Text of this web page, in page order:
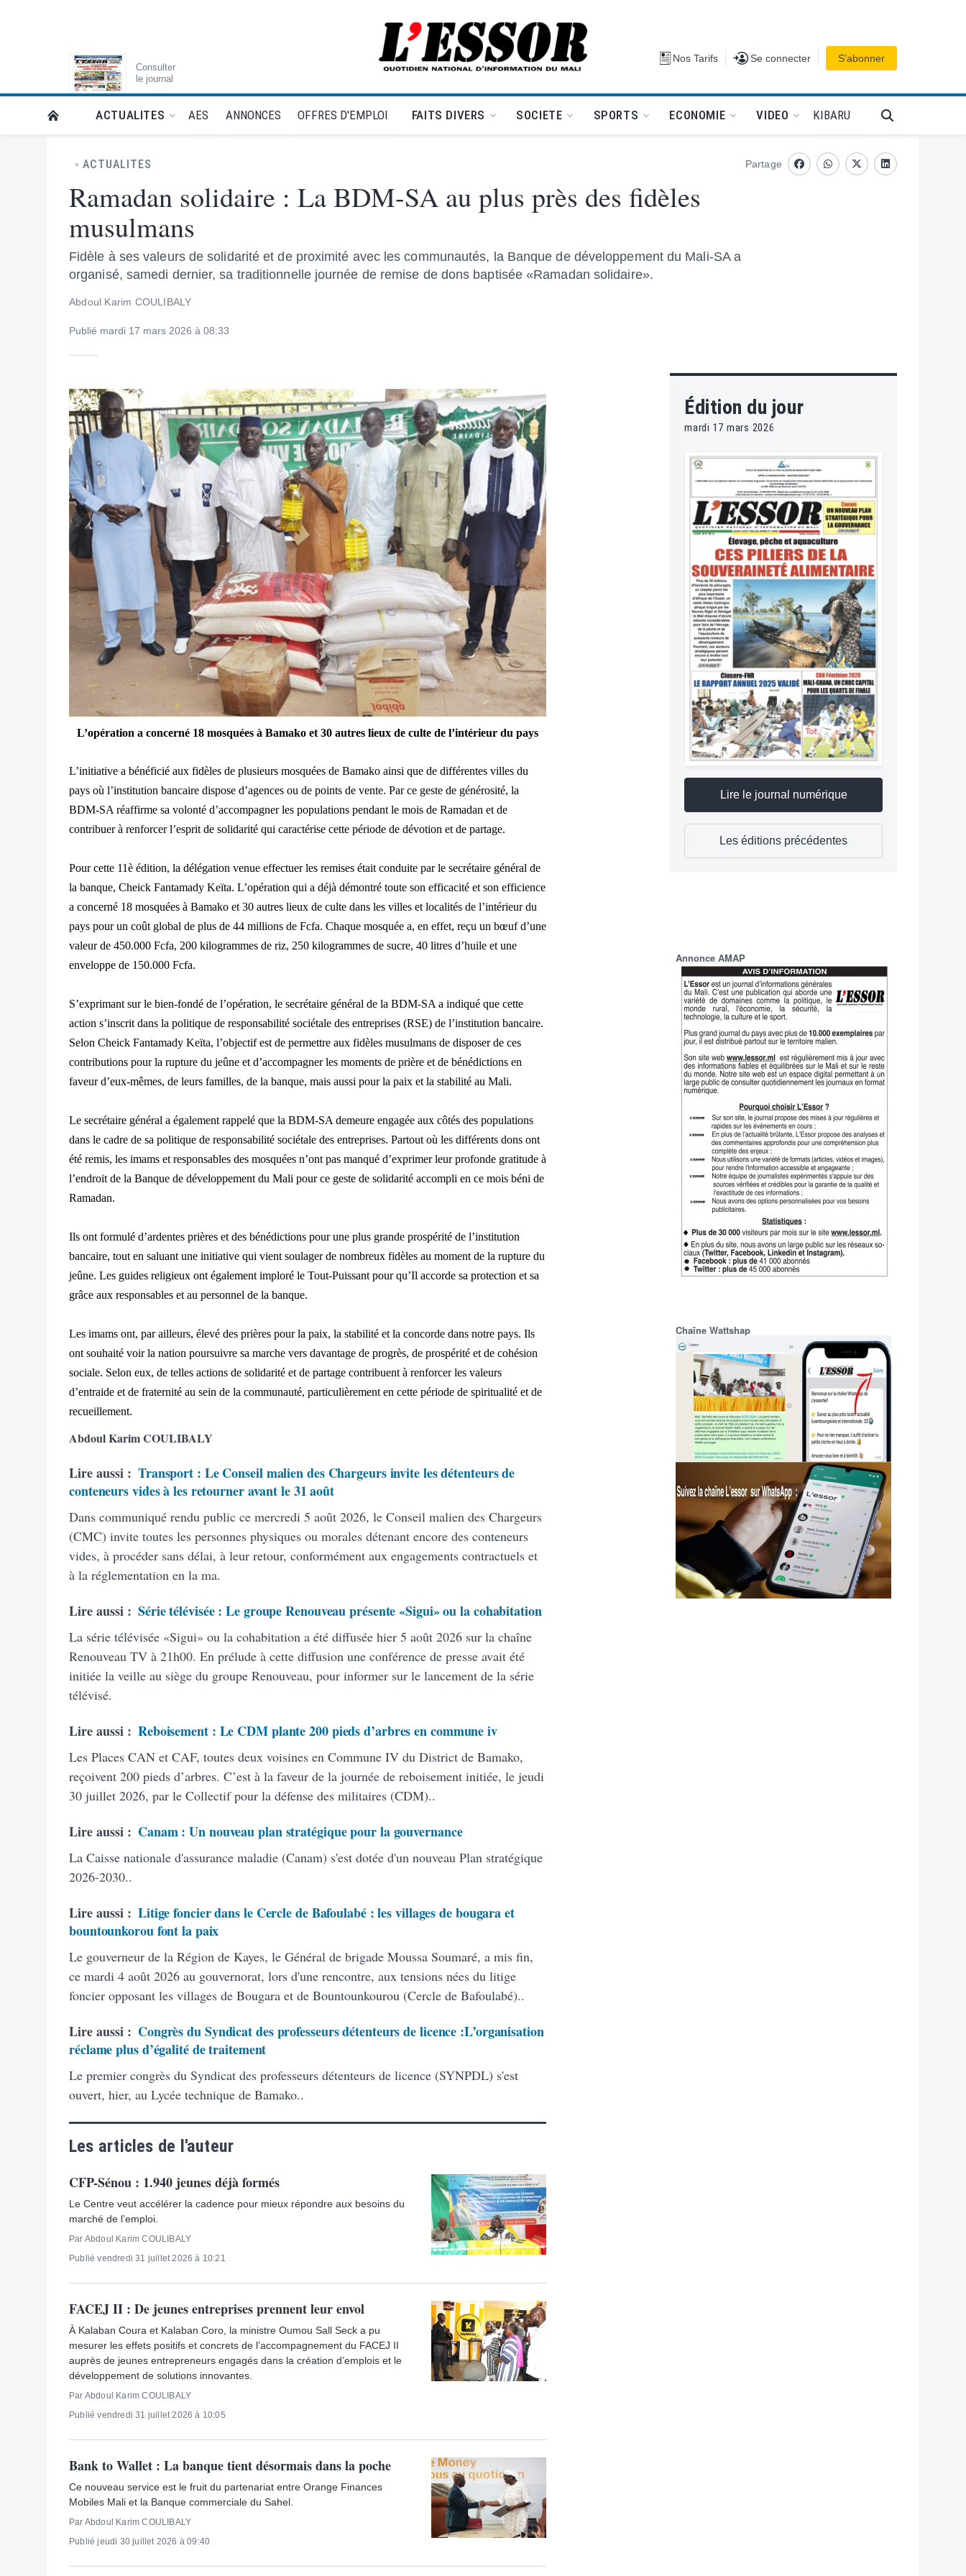
Consulter
le journal
L'Essor - retour à la une Nos Tarifs Se connecter
Se connecter S’abonner
RETOUR À LA PAGE D’ACCUEIL DE L'ESSOR
ACTUALITES AES ANNONCES OFFRES D'EMPLOI FAITS DIVERS SOCIETE SPORTS ECONOMIE VIDEO KIBARU
ACTUALITES
Ramadan solidaire : La BDM-SA au plus près des fidèles
musulmans
Fidèle à ses valeurs de solidarité et de proximité avec les communautés, la Banque de développement du Mali-SA a
organisé, samedi dernier, sa traditionnelle journée de remise de dons baptisée «Ramadan solidaire».
Abdoul Karim COULIBALY
Publié mardi 17 mars 2026 à 08:33
Partage
FacebookwhatsappTwitterLinkedin
L’opération a concerné 18 mosquées à Bamako et 30 autres lieux de culte de l’intérieur du pays
L’initiative a bénéficié aux fidèles de plusieurs mosquées de Bamako ainsi que de différentes villes du
pays où l’institution bancaire dispose d’agences ou de points de vente. Par ce geste de générosité, la
BDM-SA réaffirme sa volonté d’accompagner les populations pendant le mois de Ramadan et de
contribuer à renforcer l’esprit de solidarité qui caractérise cette période de dévotion et de partage.
Pour cette 11è édition, la délégation venue effectuer les remises était conduite par le secrétaire général de
la banque, Cheick Fantamady Keïta. L’opération qui a déjà démontré toute son efficacité et son efficience
a concerné 18 mosquées à Bamako et 30 autres lieux de culte dans les villes et localités de l’intérieur du
pays pour un coût global de plus de 44 millions de Fcfa. Chaque mosquée a, en effet, reçu un bœuf d’une
valeur de 450.000 Fcfa, 200 kilogrammes de riz, 250 kilogrammes de sucre, 40 litres d’huile et une
enveloppe de 150.000 Fcfa.
S’exprimant sur le bien-fondé de l’opération, le secrétaire général de la BDM-SA a indiqué que cette
action s’inscrit dans la politique de responsabilité sociétale des entreprises (RSE) de l’institution bancaire.
Selon Cheick Fantamady Keïta, l’objectif est de permettre aux fidèles musulmans de disposer de ces
contributions pour la rupture du jeûne et d’accompagner les moments de prière et de bénédictions en
faveur d’eux-mêmes, de leurs familles, de la banque, mais aussi pour la paix et la stabilité au Mali.
Le secrétaire général a également rappelé que la BDM-SA demeure engagée aux côtés des populations
dans le cadre de sa politique de responsabilité sociétale des entreprises. Partout où les différents dons ont
été remis, les imams et responsables des mosquées n’ont pas manqué d’exprimer leur profonde gratitude à
l’endroit de la Banque de développement du Mali pour ce geste de solidarité accompli en ce mois béni de
Ramadan.
Ils ont formulé d’ardentes prières et des bénédictions pour une plus grande prospérité de l’institution
bancaire, tout en saluant une initiative qui vient soulager de nombreux fidèles au moment de la rupture du
jeûne. Les guides religieux ont également imploré le Tout-Puissant pour qu’Il accorde sa protection et sa
grâce aux responsables et au personnel de la banque.
Les imams ont, par ailleurs, élevé des prières pour la paix, la stabilité et la concorde dans notre pays. Ils
ont souhaité voir la nation poursuivre sa marche vers davantage de progrès, de prospérité et de cohésion
sociale. Selon eux, de telles actions de solidarité et de partage contribuent à renforcer les valeurs
d’entraide et de fraternité au sein de la communauté, particulièrement en cette période de spiritualité et de
recueillement.
Abdoul Karim COULIBALY
Lire aussi : Transport : Le Conseil malien des Chargeurs invite les détenteurs de
conteneurs vides à les retourner avant le 31 août
Dans communiqué rendu public ce mercredi 5 août 2026, le Conseil malien des Chargeurs
(CMC) invite toutes les personnes physiques ou morales détenant encore des conteneurs
vides, à procéder sans délai, à leur retour, conformément aux engagements contractuels et
à la réglementation en la ma.
Lire aussi : Série télévisée : Le groupe Renouveau présente «Sigui» ou la cohabitation
La série télévisée «Sigui» ou la cohabitation a été diffusée hier 5 août 2026 sur la chaîne
Renouveau TV à 21h00. En prélude à cette diffusion une conférence de presse avait été
initiée la veille au siège du groupe Renouveau, pour informer sur le lancement de la série
télévisé.
Lire aussi : Reboisement : Le CDM plante 200 pieds d’arbres en commune iv
Les Places CAN et CAF, toutes deux voisines en Commune IV du District de Bamako,
reçoivent 200 pieds d’arbres. C’est à la faveur de la journée de reboisement initiée, le jeudi
30 juillet 2026, par le Collectif pour la défense des militaires (CDM)..
Lire aussi : Canam : Un nouveau plan stratégique pour la gouvernance
La Caisse nationale d'assurance maladie (Canam) s'est dotée d'un nouveau Plan stratégique
2026-2030..
Lire aussi : Litige foncier dans le Cercle de Bafoulabé : les villages de bougara et
bountounkorou font la paix
Le gouverneur de la Région de Kayes, le Général de brigade Moussa Soumaré, a mis fin,
ce mardi 4 août 2026 au gouvernorat, lors d'une rencontre, aux tensions nées du litige
foncier opposant les villages de Bougara et de Bountounkourou (Cercle de Bafoulabé)..
Lire aussi : Congrès du Syndicat des professeurs détenteurs de licence :L’organisation
réclame plus d’égalité de traitement
Le premier congrès du Syndicat des professeurs détenteurs de licence (SYNPDL) s'est
ouvert, hier, au Lycée technique de Bamako..
Les articles de l'auteur
CFP-Sénou : 1.940 jeunes déjà formés
Le Centre veut accélérer la cadence pour mieux répondre aux besoins du
marché de l’emploi.
Par Abdoul Karim COULIBALY
Publié vendredi 31 juillet 2026 à 10:21
FACEJ II : De jeunes entreprises prennent leur envol
À Kalaban Coura et Kalaban Coro, la ministre Oumou Sall Seck a pu
mesurer les effets positifs et concrets de l’accompagnement du FACEJ II
auprès de jeunes entrepreneurs engagés dans la création d’emplois et le
développement de solutions innovantes.
Par Abdoul Karim COULIBALY
Publié vendredi 31 juillet 2026 à 10:05
Bank to Wallet : La banque tient désormais dans la poche
Ce nouveau service est le fruit du partenariat entre Orange Finances
Mobiles Mali et la Banque commerciale du Sahel.
Par Abdoul Karim COULIBALY
Publié jeudi 30 juillet 2026 à 09:40
Édition du jour
mardi 17 mars 2026
Lire le journal numérique
Les éditions précédentes
Annonce AMAP
Chaîne Wattshap